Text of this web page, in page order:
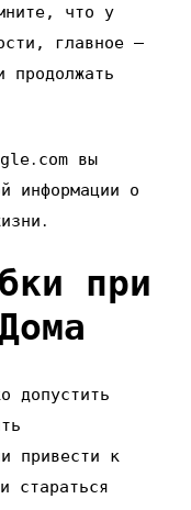
что у
главное –
продолжать
вы
информации о
при
допустить
привести к
стараться